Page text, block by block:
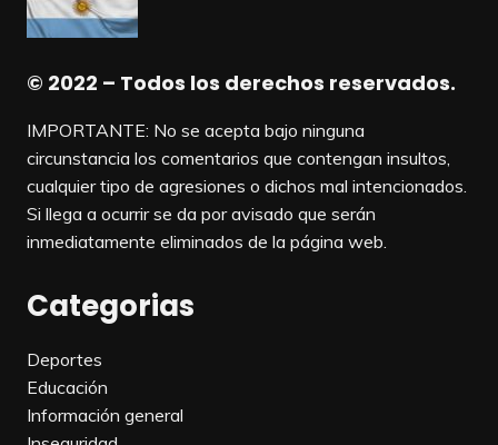
© 2022 – Todos los derechos reservados.
IMPORTANTE: No se acepta bajo ninguna
circunstancia los comentarios que contengan insultos,
cualquier tipo de agresiones o dichos mal intencionados.
Si llega a ocurrir se da por avisado que serán
inmediatamente eliminados de la página web.
Categorias
Deportes
Educación
Información general